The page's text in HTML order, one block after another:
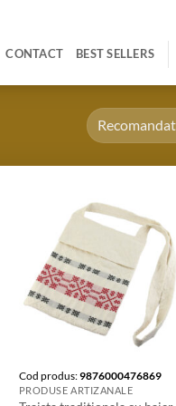
CONTACT BEST SELLERS
Cod produs:9876000476869
PRODUSE ARTIZANALE